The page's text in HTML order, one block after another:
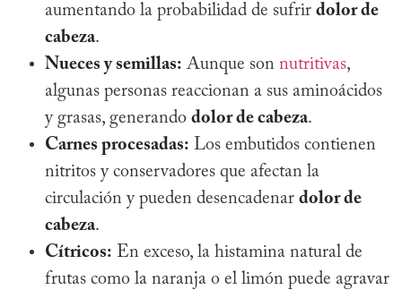
aumentando la probabilidad de sufrir dolor de
cabeza.
Nueces y semillas: Aunque son nutritivas,
algunas personas reaccionan a sus aminoácidos
y grasas, generando dolor de cabeza.
Carnes procesadas: Los embutidos contienen
nitritos y conservadores que afectan la
circulación y pueden desencadenar dolor de
cabeza.
Cítricos: En exceso, la histamina natural de
frutas como la naranja o el limón puede agravar